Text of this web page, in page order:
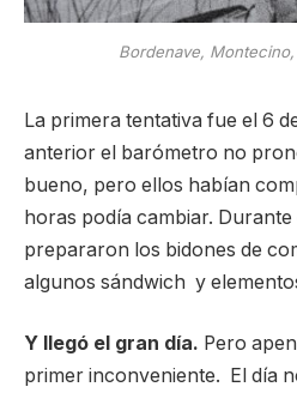
Bordenave,
La primera tentativa fue el 6
anterior el barómetro no
bueno, pero ellos habían
horas podía cambiar.
prepararon los bidones de
algunos sándwich y
Y llegó el gran día. Pero
primer inconveniente. El día